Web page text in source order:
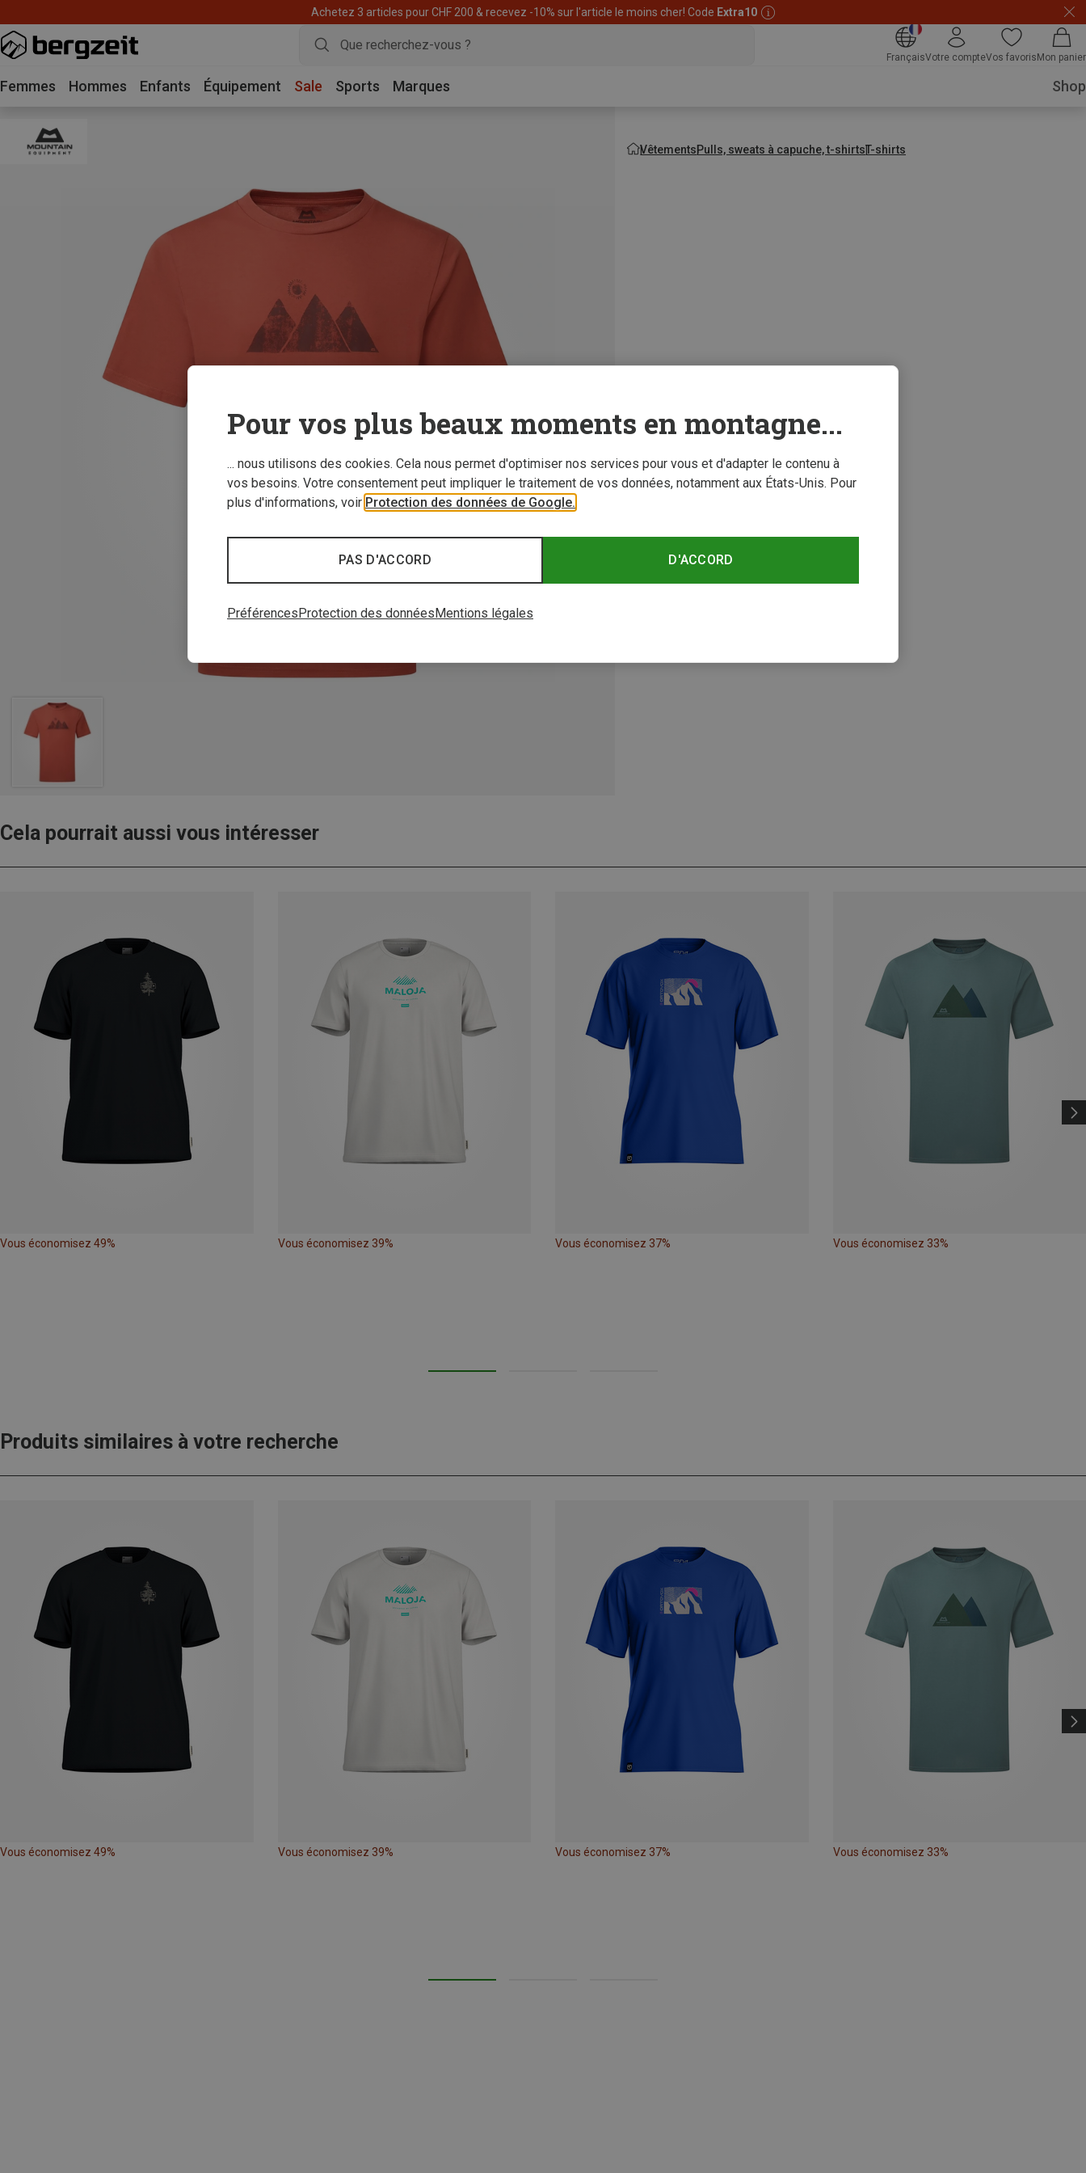
Achetez 3 articles pour CHF 200 & recevez -10% sur l'article le moins cher! Code Extra10
FrançaisVotre compteVos favoris Mon panier
Femmes Hommes Enfants Équipement Sale Sports Marques Shop
VêtementsPulls, sweats à capuche, t-shirtsT-shirts
Cela pourrait aussi vous intéresser
Vous économisez 49% Vous économisez 39% Vous économisez 37% Vous économisez 33%
Produits similaires à votre recherche
Vous économisez 49% Vous économisez 39% Vous économisez 37% Vous économisez 33%
Pour vos plus beaux moments en montagne...
... nous utilisons des cookies. Cela nous permet d'optimiser nos services pour vous et d'adapter le contenu à
vos besoins. Votre consentement peut impliquer le traitement de vos données, notamment aux États-Unis. Pour
plus d'informations, voir Protection des données de Google.
D'ACCORD
PAS D'ACCORD
PréférencesProtection des donnéesMentions légales